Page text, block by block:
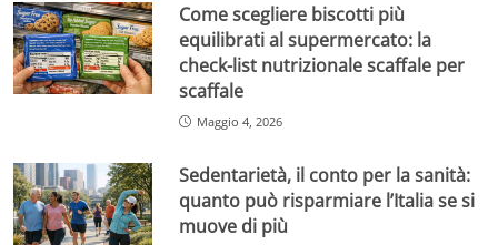
Come scegliere biscotti più
equilibrati al supermercato: la
check-list nutrizionale scaffale per
scaffale
Maggio 4, 2026
Sedentarietà, il conto per la sanità:
quanto può risparmiare l’Italia se si
muove di più